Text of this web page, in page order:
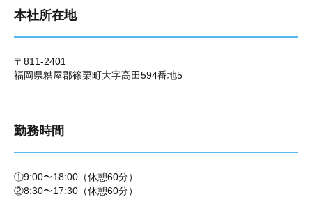
本社所在地
〒811-2401
福岡県糟屋郡篠栗町大字高田594番地5
勤務時間
①9:00〜18:00（休憩60分）
②8:30〜17:30（休憩60分）